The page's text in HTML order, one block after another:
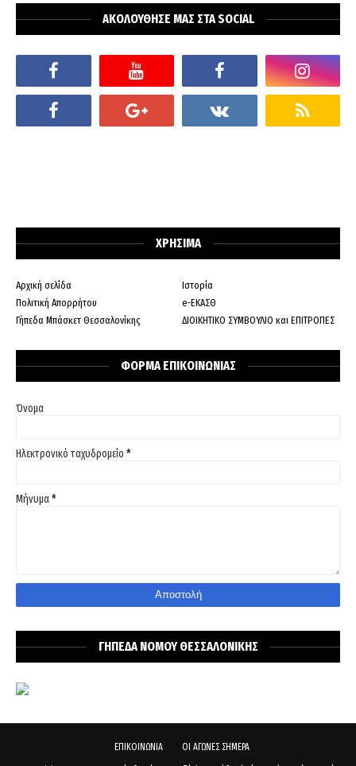
ΑΚΟΛΟΥΘΗΣΕ ΜΑΣ ΣΤΑ SOCIAL
ΧΡΗΣΙΜΑ
Αρχική σελίδα
Ιστορία
Πολιτική Απορρήτου
e-ΕΚΑΣΘ
Γήπεδα Μπάσκετ Θεσσαλονίκης
ΔΙΟΙΚΗΤΙΚΟ ΣΥΜΒΟΥΛΙΟ και ΕΠΙΤΡΟΠΕΣ
ΦΟΡΜΑ ΕΠΙΚΟΙΝΩΝΙΑΣ
Όνομα
Ηλεκτρονικό ταχυδρομείο *
Μήνυμα*
ΓΗΠΕΔΑ ΝΟΜΟΥ ΘΕΣΣΑΛΟΝΙΚΗΣ
ΕΠΙΚΟΙΝΩΝΙΑ ΟΙ ΑΓΩΝΕΣ ΣΗΜΕΡΑ